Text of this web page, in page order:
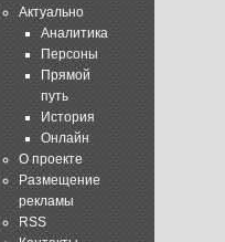
Актуально
Аналитика
Персоны
Прямой
путь
История
Онлайн
О проекте
Размещение
рекламы
RSS